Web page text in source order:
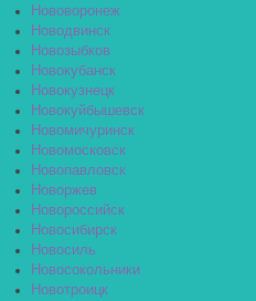
Нововоронеж
Новодвинск
Новозыбков
Новокубанск
Новокузнецк
Новокуйбышевск
Новомичуринск
Новомосковск
Новопавловск
Новоржев
Новороссийск
Новосибирск
Новосиль
Новосокольники
Новотроицк